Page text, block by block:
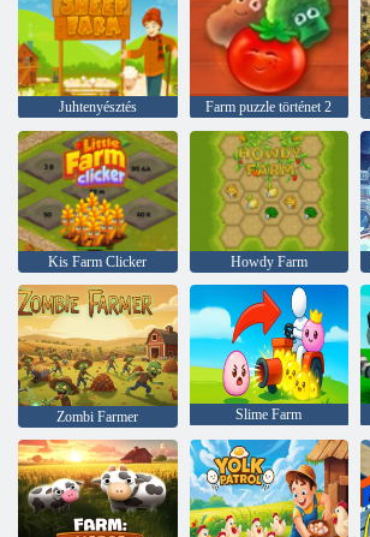
Juhtenyésztés Farm puzzle történet 2
Kis Farm Clicker Howdy Farm
Zombi Farmer Slime Farm